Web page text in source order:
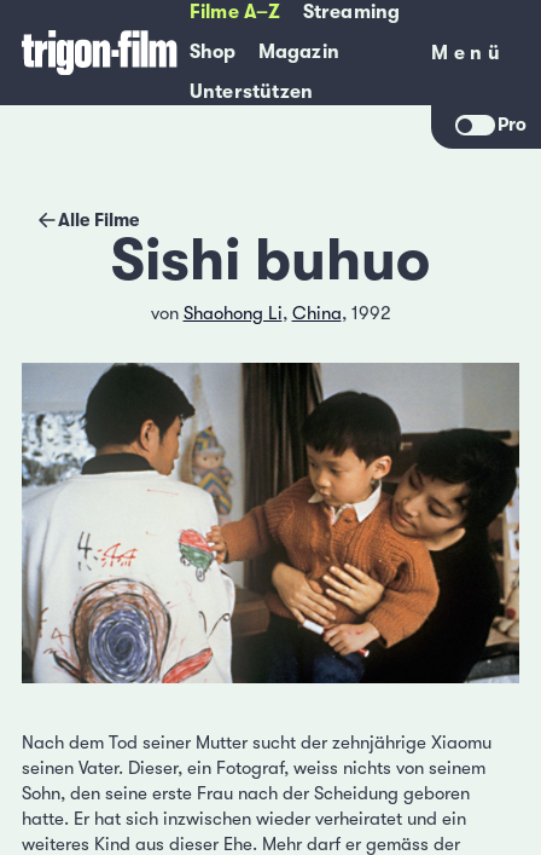
Filme A–Z
Streaming
Shop
Magazin
Unterstützen
Menü
Menü
Pro
Alle Filme
Sishi buhuo
von Shaohong Li, China, 1992
Nach dem Tod seiner Mutter sucht der zehnjährige Xiaomu
seinen Vater. Dieser, ein Fotograf, weiss nichts von seinem
Sohn, den seine erste Frau nach der Scheidung geboren
hatte. Er hat sich inzwischen wieder verheiratet und ein
weiteres Kind aus dieser Ehe. Mehr darf er gemäss der